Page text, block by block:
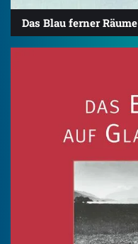
Das Blau ferner Räume